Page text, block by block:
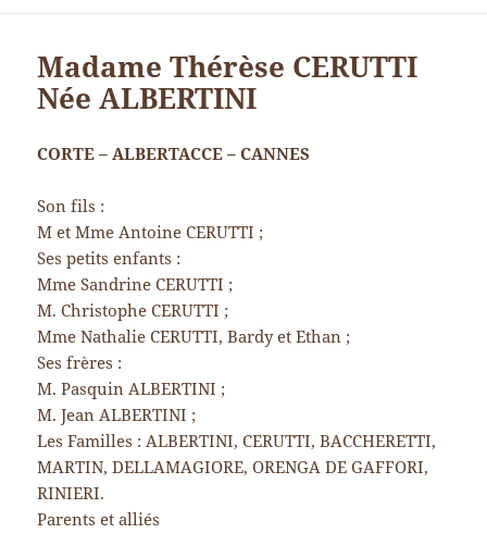
Madame Thérèse CERUTTI
Née ALBERTINI
CORTE – ALBERTACCE – CANNES
Son fils :
M et Mme Antoine CERUTTI ;
Ses petits enfants :
Mme Sandrine CERUTTI ;
M. Christophe CERUTTI ;
Mme Nathalie CERUTTI, Bardy et Ethan ;
Ses frères :
M. Pasquin ALBERTINI ;
M. Jean ALBERTINI ;
Les Familles : ALBERTINI, CERUTTI, BACCHERETTI,
MARTIN, DELLAMAGIORE, ORENGA DE GAFFORI,
RINIERI.
Parents et alliés